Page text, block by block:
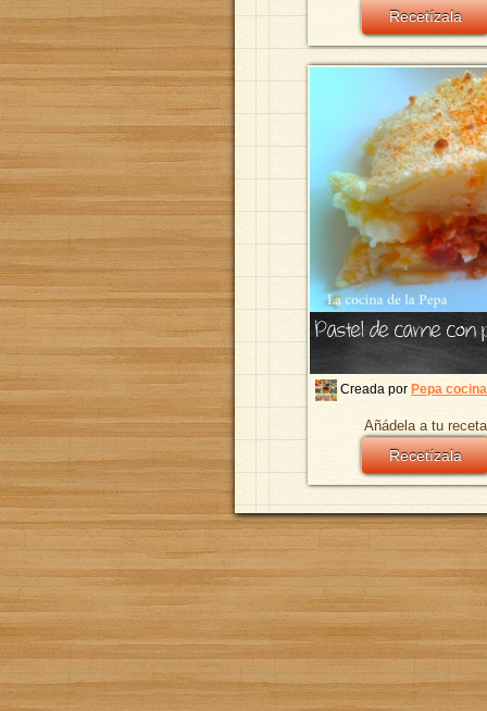
Recetízala
Pastel de carne con
Creada por Pepa cocina
Añádela a tu
Recetízala